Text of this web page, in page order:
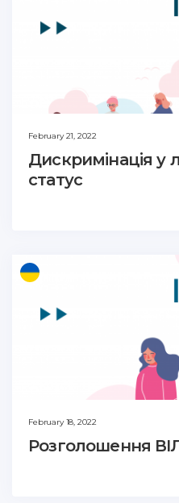
February 21, 2022
Дискримінація у
статус
February 18, 2022
Розголошення